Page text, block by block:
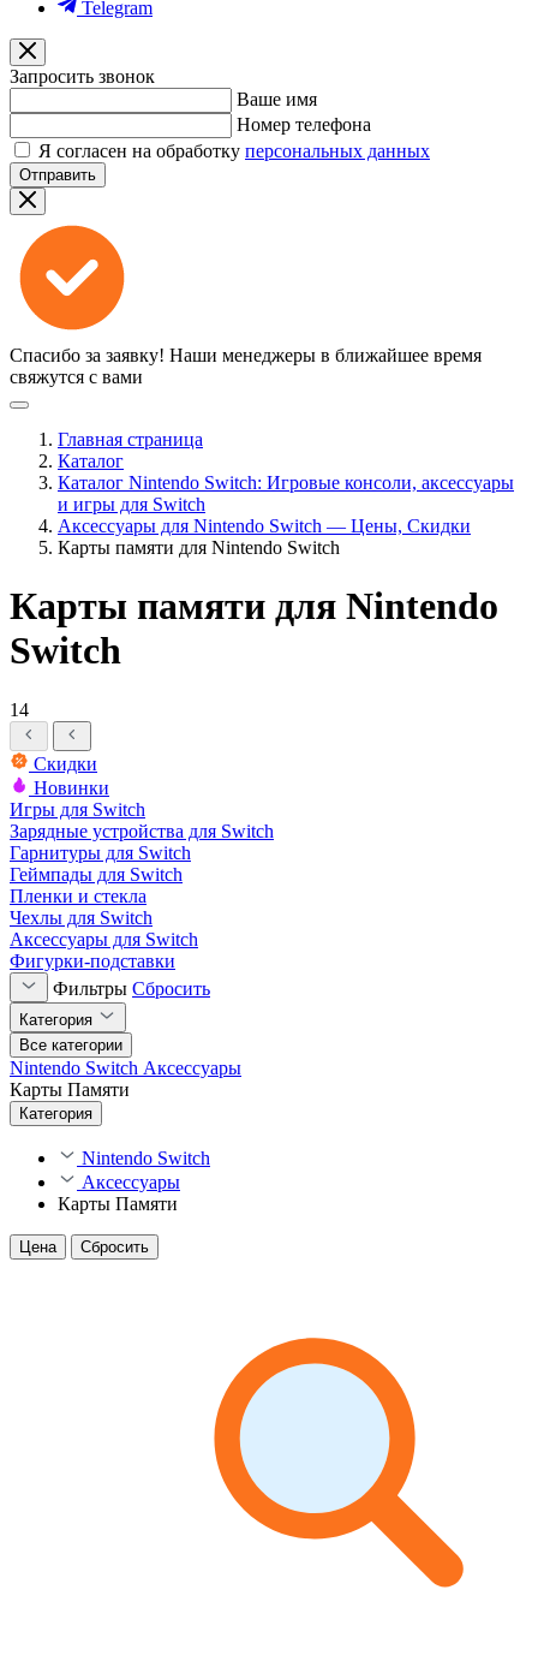
Telegram
Запросить звонок
Ваше имя
Номер телефона
Я согласен на обработку персональных данных
Отправить
Спасибо за заявку! Наши менеджеры в ближайшее время
свяжутся с вами
Главная страница
Каталог
Каталог Nintendo Switch: Игровые консоли, аксессуары
и игры для Switch
Аксессуары для Nintendo Switch — Цены, Скидки
Карты памяти для Nintendo Switch
Карты памяти для Nintendo
Switch
14
Скидки
Новинки
Игры для Switch
Зарядные устройства для Switch
Гарнитуры для Switch
Геймпады для Switch
Пленки и стекла
Чехлы для Switch
Аксессуары для Switch
Фигурки-подставки
Фильтры Сбросить
Категория
Все категории
Nintendo Switch Аксессуары
Карты Памяти
Категория
Nintendo Switch
Аксессуары
Карты Памяти
Цена Сбросить